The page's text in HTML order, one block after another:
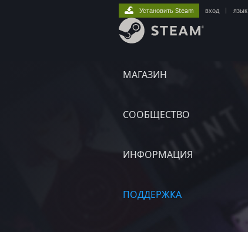
МАГАЗИН
СООБЩЕСТВО
ИНФОРМАЦИЯ
ПОДДЕРЖКА
Установить Steam вход язык